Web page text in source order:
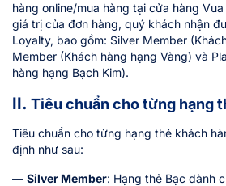
hàng online/mua hàng tại cửa hàng
giá trị của đơn hàng, quý khách nhận
Loyalty, bao gồm: Silver Member
Member (Khách hàng hạng Vàng) và
hàng hạng Bạch Kim).
II. Tiêu chuẩn cho từng hạng
Tiêu chuẩn cho từng hạng thẻ khách
định như sau:
— Silver Member: Hạng thẻ Bạc dành